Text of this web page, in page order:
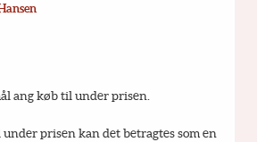
ang køb til under prisen.
prisen kan det betragtes som en